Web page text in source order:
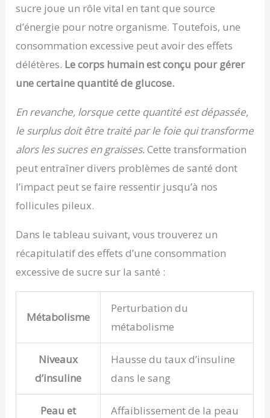
sucre joue un rôle vital en tant que source
d’énergie pour notre organisme. Toutefois, une
consommation excessive peut avoir des effets
délétères. Le corps humain est conçu pour gérer
une certaine quantité de glucose.
En revanche, lorsque cette quantité est dépassée,
le surplus doit être traité par le foie qui transforme
alors les sucres en graisses.Cette transformation
peut entraîner divers problèmes de santé dont
l’impact peut se faire ressentir jusqu’à nos
follicules pileux.
Dans le tableau suivant, vous trouverez un
récapitulatif des effets d’une consommation
excessive de sucre sur la santé :
Métabolisme
Perturbation du
métabolisme
Niveaux
d’insuline
Hausse du taux d’insuline
dans le sang
Peau et
Affaiblissement de la peau